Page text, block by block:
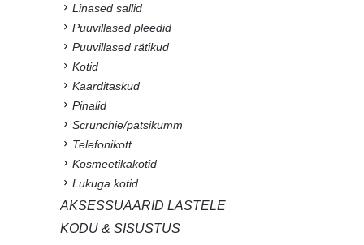
Linased sallid
Puuvillased pleedid
Puuvillased rätikud
Kotid
Kaarditaskud
Pinalid
Scrunchie/patsikumm
Telefonikott
Kosmeetikakotid
Lukuga kotid
AKSESSUAARID LASTELE
KODU & SISUSTUS